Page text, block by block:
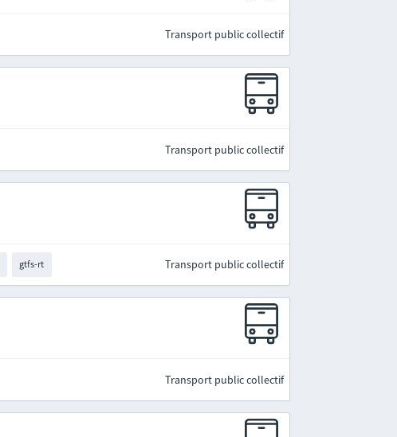
Transport public collectif
Transport public collectif
gtfs-rt Transport public collectif
Transport public collectif